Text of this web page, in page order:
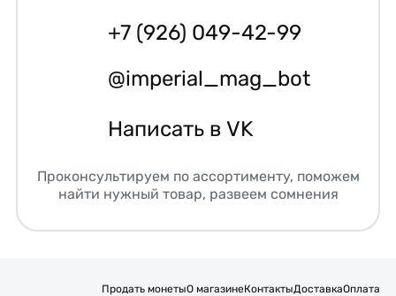
+7 (926) 049-42-99
@imperial_mag_bot
Написать в VK
Проконсультируем по ассортименту, поможем
найти нужный товар, развеем сомнения
Продать монетыО магазинеКонтактыДоставкаОплата